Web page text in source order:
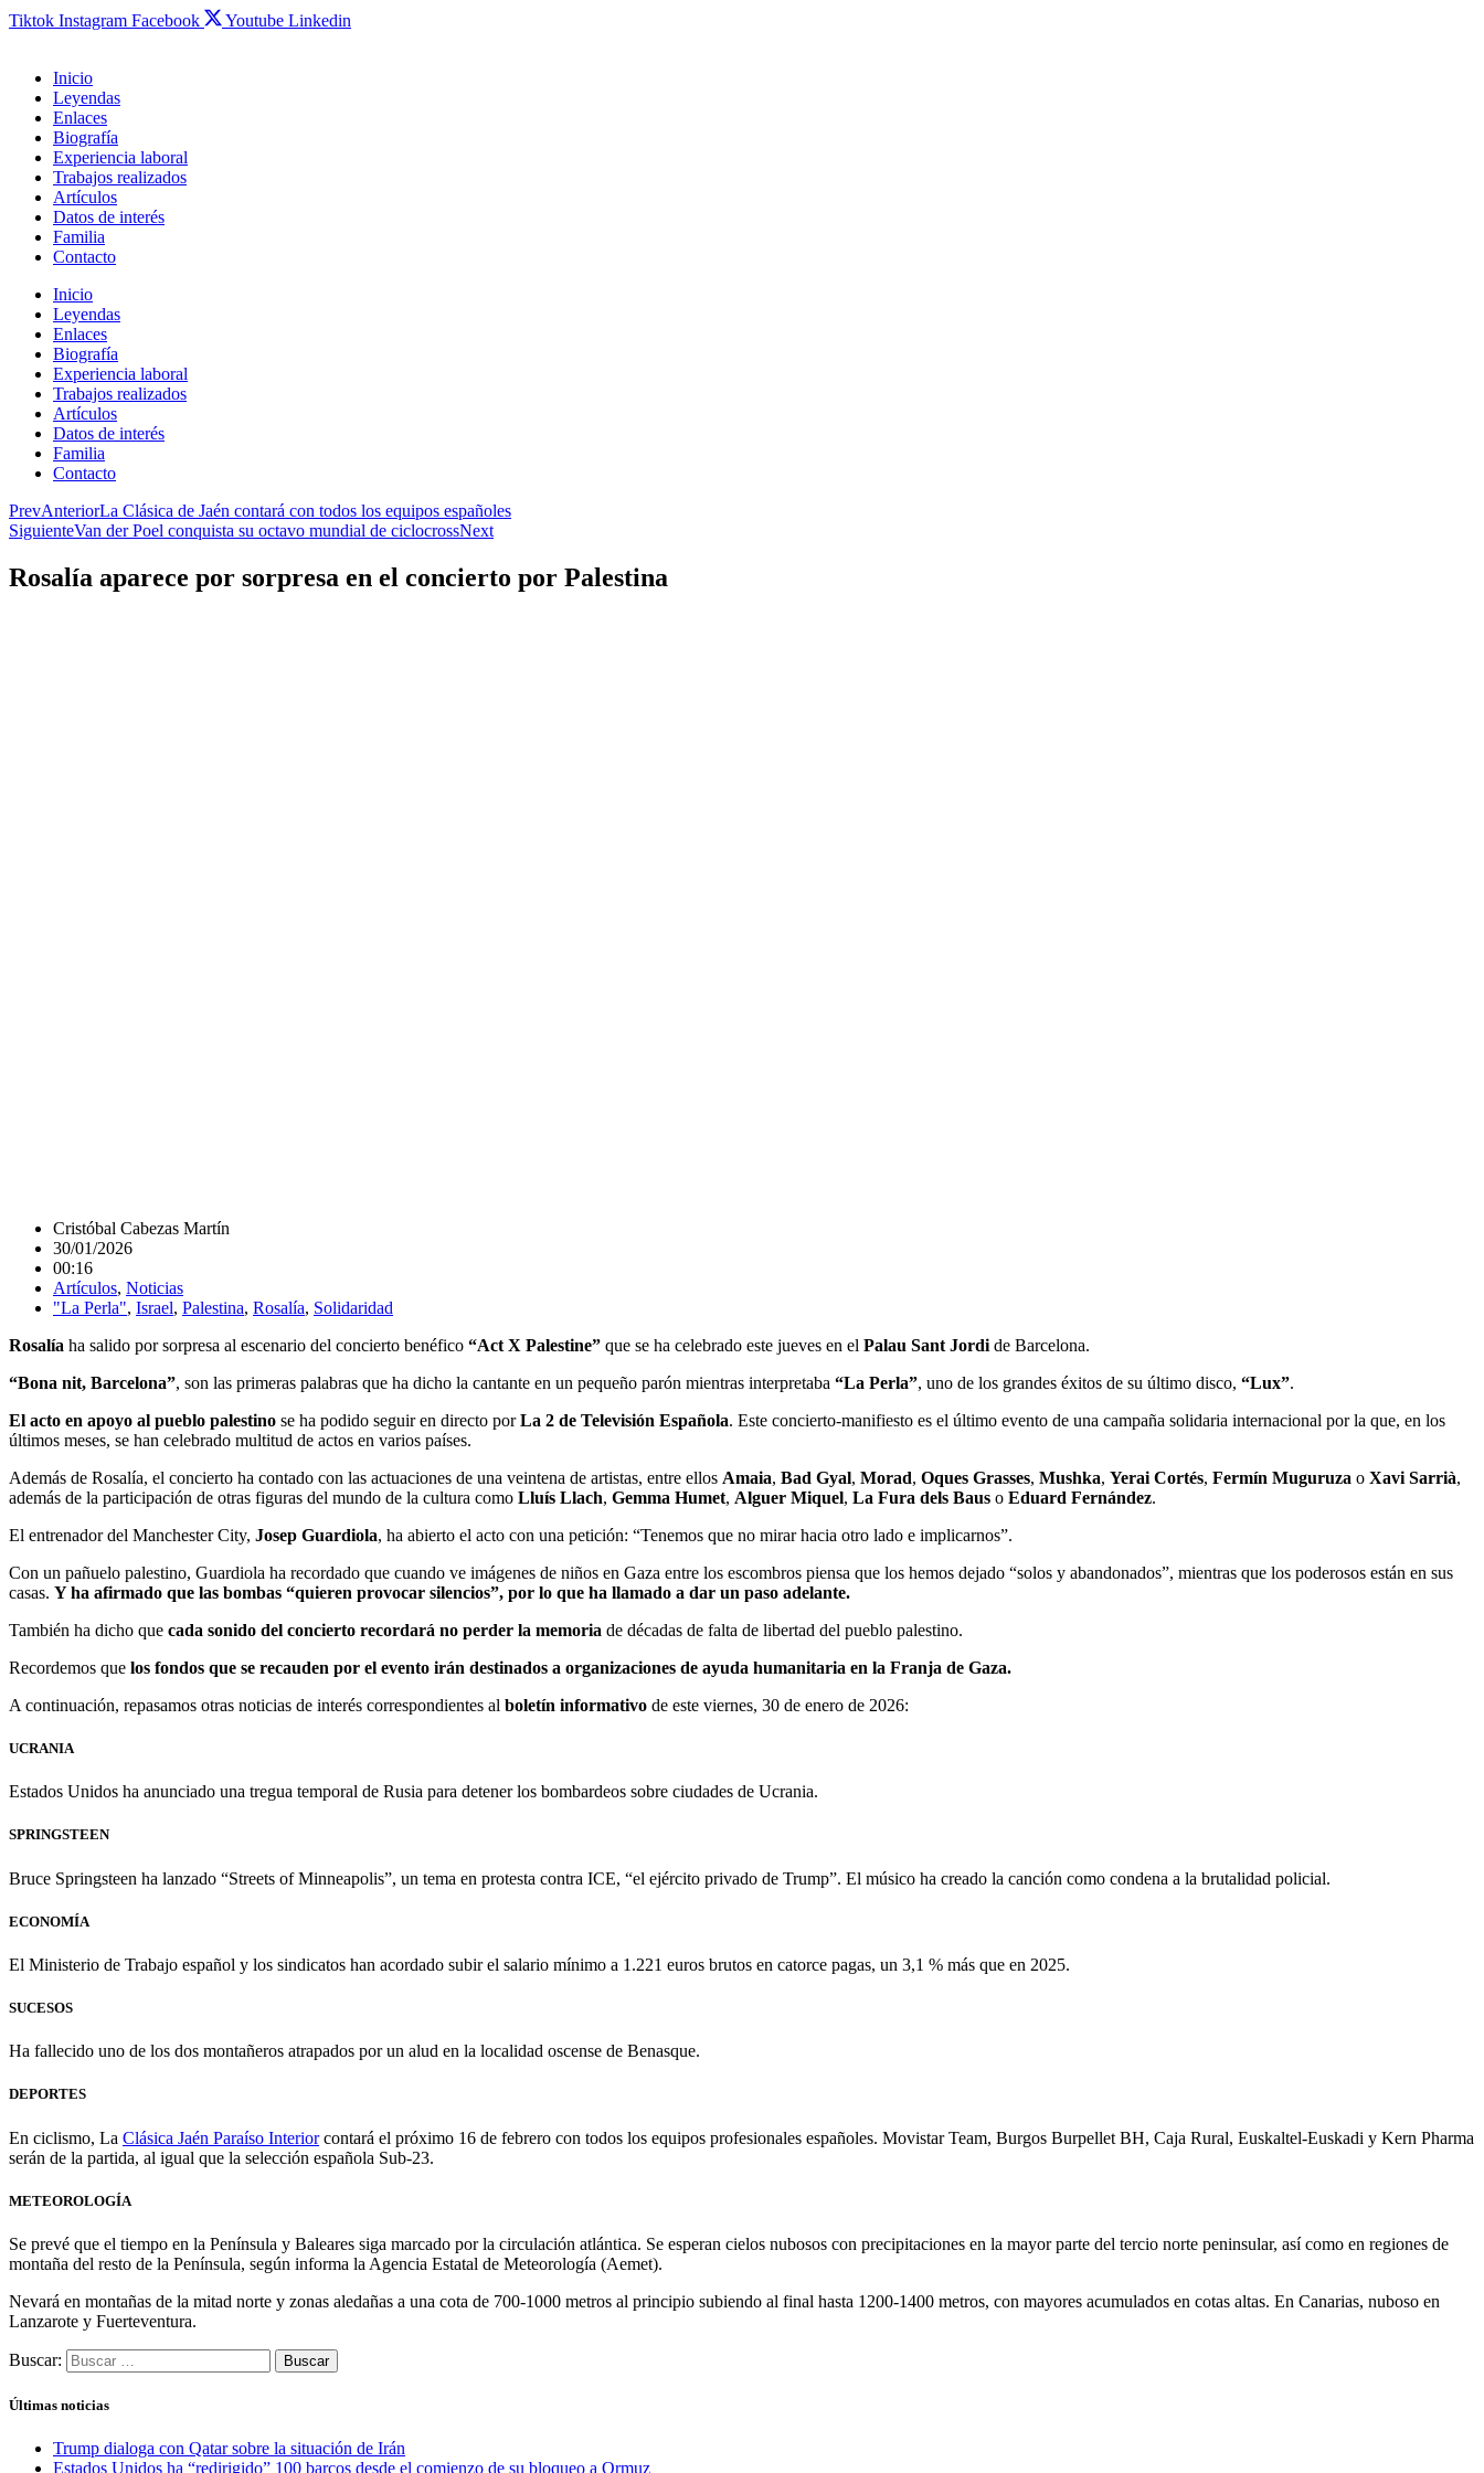
Tiktok Instagram Facebook Youtube Linkedin
Inicio
Leyendas
Enlaces
Biografía
Experiencia laboral
Trabajos realizados
Artículos
Datos de interés
Familia
Contacto
Inicio
Leyendas
Enlaces
Biografía
Experiencia laboral
Trabajos realizados
Artículos
Datos de interés
Familia
Contacto
PrevAnteriorLa Clásica de Jaén contará con todos los equipos españoles
SiguienteVan der Poel conquista su octavo mundial de ciclocrossNext
Rosalía aparece por sorpresa en el concierto por Palestina
Cristóbal Cabezas Martín
30/01/2026
00:16
Artículos, Noticias
"La Perla", Israel, Palestina, Rosalía, Solidaridad
Rosalía ha salido por sorpresa al escenario del concierto benéfico “Act X Palestine” que se ha celebrado este jueves en el Palau Sant Jordi de Barcelona.
“Bona nit, Barcelona”, son las primeras palabras que ha dicho la cantante en un pequeño parón mientras interpretaba “La Perla”, uno de los grandes éxitos de su último disco, “Lux”.
El acto en apoyo al pueblo palestino se ha podido seguir en directo porLa 2 de Televisión Española. Este concierto-manifiesto es el último evento de una campaña solidaria internacional por la que, en los
últimos meses, se han celebrado multitud de actos en varios países.
Además de Rosalía, el concierto ha contado con las actuaciones de una veintena de artistas, entre ellos Amaia, Bad Gyal, Morad, Oques Grasses, Mushka, Yerai Cortés, Fermín Muguruza o Xavi Sarrià,
además de la participación de otras figuras del mundo de la cultura como Lluís Llach, Gemma Humet, Alguer Miquel, La Fura dels Baus o Eduard Fernández.
El entrenador del Manchester City, Josep Guardiola, ha abierto el acto con una petición: “Tenemos que no mirar hacia otro lado e implicarnos”.
Con un pañuelo palestino, Guardiola ha recordado que cuando ve imágenes de niños en Gaza entre los escombros piensa que los hemos dejado “solos y abandonados”, mientras que los poderosos están en sus
casas. Y ha afirmado que las bombas “quieren provocar silencios”, por lo que ha llamado a dar un paso adelante.
También ha dicho que cada sonido del concierto recordará no perder la memoria de décadas de falta de libertad del pueblo palestino.
Recordemos que los fondos que se recauden por el evento irán destinados a organizaciones de ayuda humanitaria en la Franja de Gaza.
A continuación, repasamos otras noticias de interés correspondientes al boletín informativo de este viernes, 30 de enero de 2026:
UCRANIA
Estados Unidos ha anunciado una tregua temporal de Rusia para detener los bombardeos sobre ciudades de Ucrania.
SPRINGSTEEN
Bruce Springsteen ha lanzado “Streets of Minneapolis”, un tema en protesta contra ICE, “el ejército privado de Trump”. El músico ha creado la canción como condena a la brutalidad policial.
ECONOMÍA
El Ministerio de Trabajo español y los sindicatos han acordado subir el salario mínimo a 1.221 euros brutos en catorce pagas, un 3,1 % más que en 2025.
SUCESOS
Ha fallecido uno de los dos montañeros atrapados por un alud en la localidad oscense de Benasque.
DEPORTES
En ciclismo, La Clásica Jaén Paraíso Interiorcontará el próximo 16 de febrero con todos los equipos profesionales españoles. Movistar Team, Burgos Burpellet BH, Caja Rural, Euskaltel-Euskadi y Kern Pharma
serán de la partida, al igual que la selección española Sub-23.
METEOROLOGÍA
Se prevé que el tiempo en la Península y Baleares siga marcado por la circulación atlántica. Se esperan cielos nubosos con precipitaciones en la mayor parte del tercio norte peninsular, así como en regiones de
montaña del resto de la Península, según informa la Agencia Estatal de Meteorología (Aemet).
Nevará en montañas de la mitad norte y zonas aledañas a una cota de 700-1000 metros al principio subiendo al final hasta 1200-1400 metros, con mayores acumulados en cotas altas. En Canarias, nuboso en
Lanzarote y Fuerteventura.
Buscar:
Últimas noticias
Trump dialoga con Qatar sobre la situación de Irán
Estados Unidos ha “redirigido” 100 barcos desde el comienzo de su bloqueo a Ormuz